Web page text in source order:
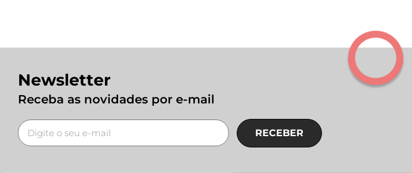
Newsletter
Receba as novidades por e-mail
RECEBER